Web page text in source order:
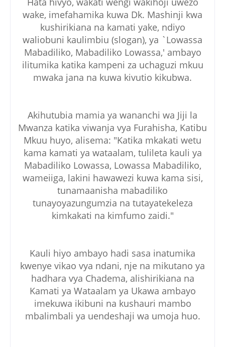
wake, imefahamika kuwa Dk. Mashinji kwa
kushirikiana na kamati yake, ndiyo
waliobuni kaulimbiu (slogan), ya `Lowassa
Mabadiliko, Mabadiliko Lowassa,' ambayo
ilitumika katika kampeni za uchaguzi mkuu
mwaka jana na kuwa kivutio kikubwa.
Akihutubia mamia ya wananchi wa Jiji la
Mwanza katika viwanja vya Furahisha, Katibu
Mkuu huyo, alisema: "Katika mkakati wetu
kama kamati ya wataalam, tulileta kauli ya
Mabadiliko Lowassa, Lowassa Mabadiliko,
wameiiga, lakini hawawezi kuwa kama sisi,
tunamaanisha mabadiliko
tunayoyazungumzia na tutayatekeleza
kimkakati na kimfumo zaidi."
Kauli hiyo ambayo hadi sasa inatumika
kwenye vikao vya ndani, nje na mikutano ya
hadhara vya Chadema, alishirikiana na
Kamati ya Wataalam ya Ukawa ambayo
imekuwa ikibuni na kushauri mambo
mbalimbali ya uendeshaji wa umoja huo.